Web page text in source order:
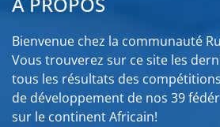
Bienvenue chez la communauté
Vous trouverez sur ce site les
tous les résultats des
de développement de nos 39
sur le continent Africain!